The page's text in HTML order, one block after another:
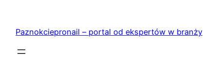
treściPaznokciepronail – portal od ekspertów w branży